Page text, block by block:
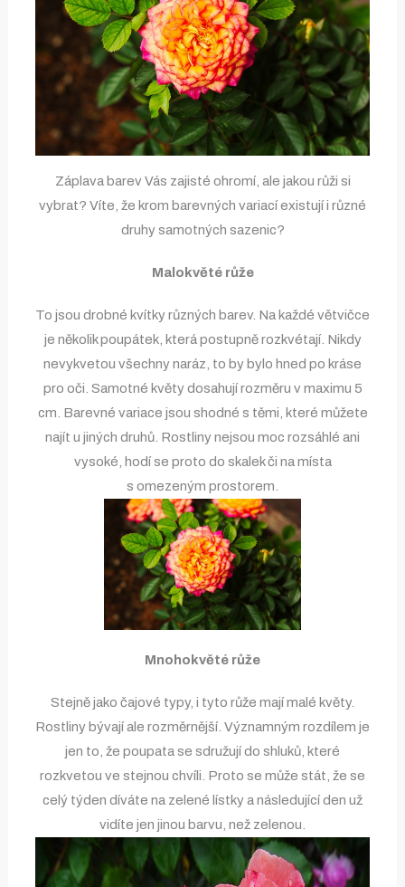
Záplava barev Vás zajisté ohromí, ale jakou růži si
vybrat? Víte, že krom barevných variací existují i různé
druhy samotných sazenic?
Malokvěté růže
To jsou drobné kvítky různých barev. Na každé větvičce
je několik poupátek, která postupně rozkvétají. Nikdy
nevykvetou všechny naráz, to by bylo hned po kráse
pro oči. Samotné květy dosahují rozměru v maximu 5
cm. Barevné variace jsou shodné s těmi, které můžete
najít u jiných druhů. Rostliny nejsou moc rozsáhlé ani
vysoké, hodí se proto do skalek či na místa
s omezeným prostorem.
Mnohokvěté růže
Stejně jako čajové typy, i tyto růže mají malé květy.
Rostliny bývají ale rozměrnější. Významným rozdílem je
jen to, že poupata se sdružují do shluků, které
rozkvetou ve stejnou chvíli. Proto se může stát, že se
celý týden díváte na zelené lístky a následující den už
vidíte jen jinou barvu, než zelenou.